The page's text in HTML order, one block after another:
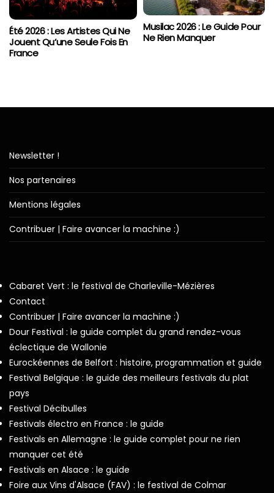
Été 2026 : Les Artistes Qui Ne
Jouent Qu’une Seule Fois En
France
Musilac 2026 : Le Guide Pour
Ne Rien Manquer
Newsletter !
Nos partenaires
Mentions légales
Contribuer | Faire avancer la machine :)
Cabaret Vert : le festival de Charleville-Mézières
Contact
Contribuer | Faire avancer la machine :)
Dour Festival : le guide complet du grand rendez-vous
éclectique de Wallonie
Eurockéennes de Belfort : histoire, programmation et guide
Festival Belgique : le guide des meilleurs festivals du plat
pays
Festival Décibulles
Festivals électro en France : le guide
Festivals en Allemagne : le guide complet pour ne rien
manquer cet été
Festivals en Alsace : le guide
Foire aux Vins d'Alsace (FAV) : le festival de Colmar